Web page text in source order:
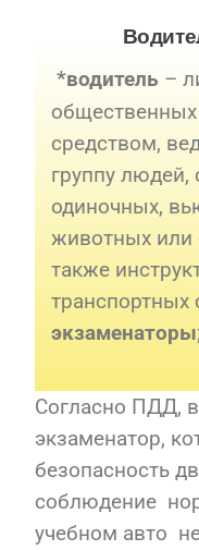
*водитель –
средством,
группу
одиночных,
животных или
также
транспортных
экзаменаторы;
Согласно ПДД,
экзаменатор,
безопасность
соблюдение
учебном авто